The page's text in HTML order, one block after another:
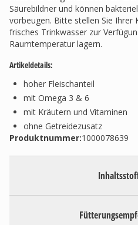
Säurebildner und können
vorbeugen. Bitte stellen Sie Ihrer
frisches Trinkwasser zur
Raumtemperatur lagern.
Artikeldetails:
hoher Fleischanteil
mit Omega 3 & 6
mit Kräutern und Vitaminen
ohne Getreidezusatz
Produktnummer:1000078639